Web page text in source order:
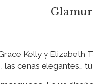
Kelly y Elizabeth
las cenas elegantes…